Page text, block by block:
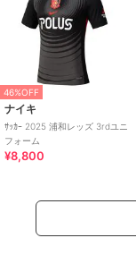
46%OFF
ナイキ
ｻｯｶｰ 2025 浦和レッズ 3rdユニ
フォーム
¥8,800